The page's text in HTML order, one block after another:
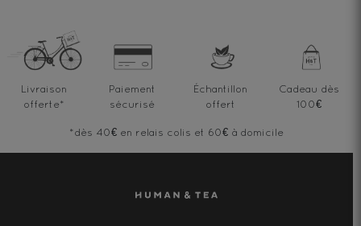
Livraison
offerte*
Paiement
sécurisé
Échantillon
offert
Cadeau dès
100€
*dès 40€ en relais colis et 60€ à domicile